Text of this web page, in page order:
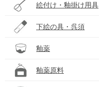
絵付け・釉掛け用具
下絵の具・呉須
釉薬
釉薬原料